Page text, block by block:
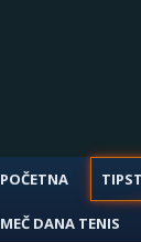
POČETNA
MEČ DANA TENIS